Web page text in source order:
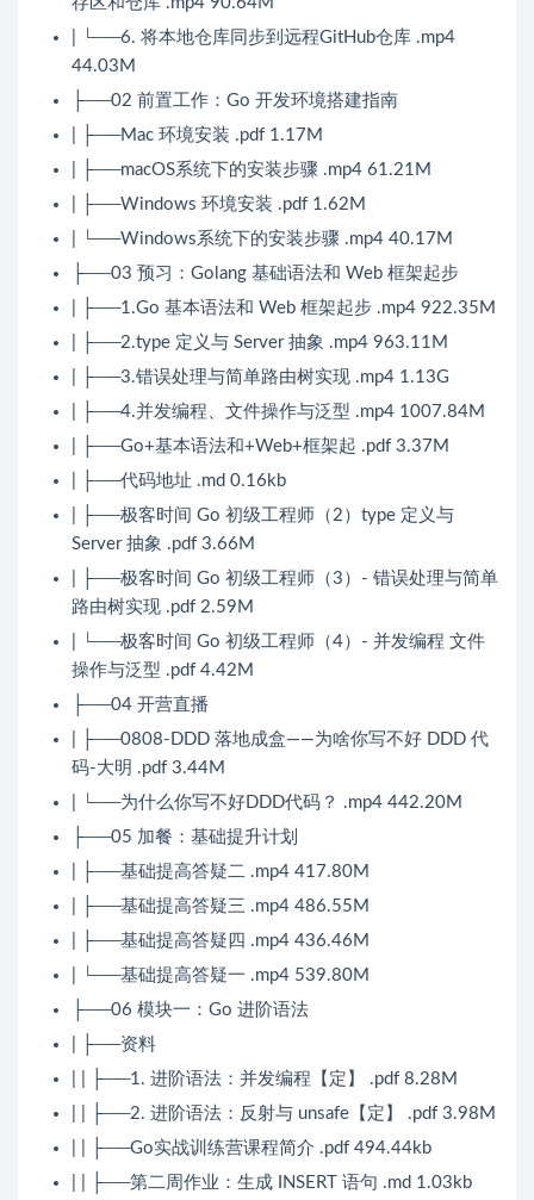
| └──6. 将本地仓库同步到远程GitHub仓库 .mp4
44.03M
├──02 前置工作：Go 开发环境搭建指南
| ├──Mac 环境安装 .pdf 1.17M
| ├──macOS系统下的安装步骤 .mp4 61.21M
| ├──Windows 环境安装 .pdf 1.62M
| └──Windows系统下的安装步骤 .mp4 40.17M
├──03 预习：Golang 基础语法和 Web 框架起步
| ├──1.Go 基本语法和 Web 框架起步 .mp4 922.35M
| ├──2.type 定义与 Server 抽象 .mp4 963.11M
| ├──3.错误处理与简单路由树实现 .mp4 1.13G
| ├──4.并发编程、文件操作与泛型 .mp4 1007.84M
| ├──Go+基本语法和+Web+框架起 .pdf 3.37M
| ├──代码地址 .md 0.16kb
| ├──极客时间 Go 初级工程师（2）type 定义与
Server 抽象 .pdf 3.66M
| ├──极客时间 Go 初级工程师（3）- 错误处理与简单
路由树实现 .pdf 2.59M
| └──极客时间 Go 初级工程师（4）- 并发编程 文件
操作与泛型 .pdf 4.42M
├──04 开营直播
| ├──0808-DDD 落地成盒——为啥你写不好 DDD 代
码-大明 .pdf 3.44M
| └──为什么你写不好DDD代码？ .mp4 442.20M
├──05 加餐：基础提升计划
| ├──基础提高答疑二 .mp4 417.80M
| ├──基础提高答疑三 .mp4 486.55M
| ├──基础提高答疑四 .mp4 436.46M
| └──基础提高答疑一 .mp4 539.80M
├──06 模块一：Go 进阶语法
| ├──资料
| | ├──1. 进阶语法：并发编程【定】 .pdf 8.28M
| | ├──2. 进阶语法：反射与 unsafe【定】 .pdf 3.98M
| | ├──Go实战训练营课程简介 .pdf 494.44kb
| | ├──第二周作业：生成 INSERT 语句 .md 1.03kb